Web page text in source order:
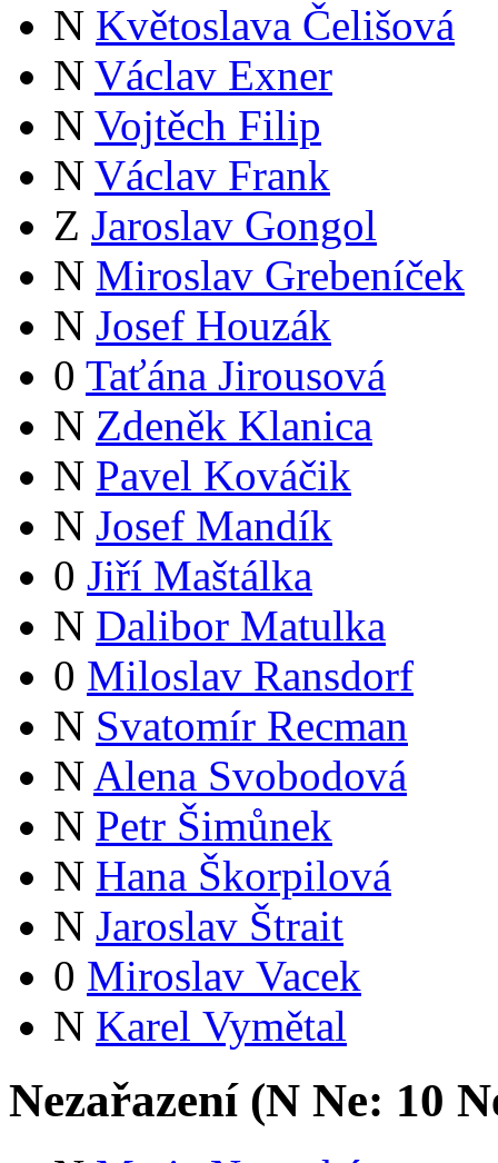
N Květoslava Čelišová
N Václav Exner
N Vojtěch Filip
N Václav Frank
Z Jaroslav Gongol
N Miroslav Grebeníček
N Josef Houzák
0 Taťána Jirousová
N Zdeněk Klanica
N Pavel Kováčik
N Josef Mandík
0 Jiří Maštálka
N Dalibor Matulka
0 Miloslav Ransdorf
N Svatomír Recman
N Alena Svobodová
N Petr Šimůnek
N Hana Škorpilová
N Jaroslav Štrait
0 Miroslav Vacek
N Karel Vymětal
Nezařazení (N Ne: 10